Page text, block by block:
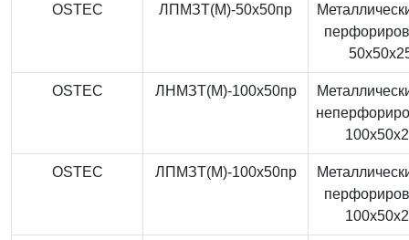
OSTEC ЛПМЗТ(М)-50x50пр
OSTEC ЛНМЗТ(М)-100x50пр
OSTEC ЛПМЗТ(М)-100x50пр